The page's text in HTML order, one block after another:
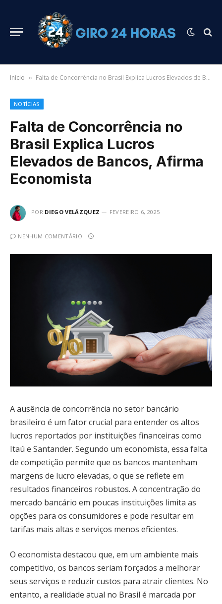
Início » Falta de Concorrência no Brasil Explica Lucros Elevados de Bancos, Afirma Economista
NOTÍCIAS
Falta de Concorrência no
Brasil Explica Lucros
Elevados de Bancos, Afirma
Economista
POR DIEGO VELÁZQUEZ FEVEREIRO 6, 2025
NENHUM COMENTÁRIO
A ausência de concorrência no setor bancário
brasileiro é um fator crucial para entender os altos
lucros reportados por instituições financeiras como
Itaú e Santander. Segundo um economista, essa falta
de competição permite que os bancos mantenham
margens de lucro elevadas, o que se reflete em
resultados financeiros robustos. A concentração do
mercado bancário em poucas instituições limita as
opções para os consumidores e pode resultar em
tarifas mais altas e serviços menos eficientes.
O economista destacou que, em um ambiente mais
competitivo, os bancos seriam forçados a melhorar
seus serviços e reduzir custos para atrair clientes. No
entanto, a realidade atual no Brasil é marcada por